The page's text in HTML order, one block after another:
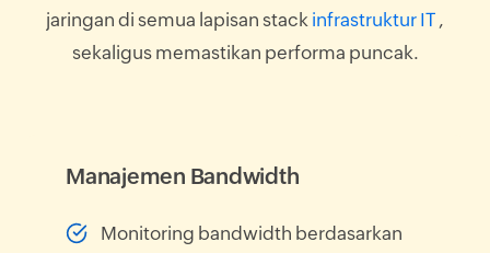
jaringan di semua lapisan stack infrastruktur IT ,
sekaligus memastikan performa puncak.
Manajemen Bandwidth
Monitoring bandwidth berdasarkan